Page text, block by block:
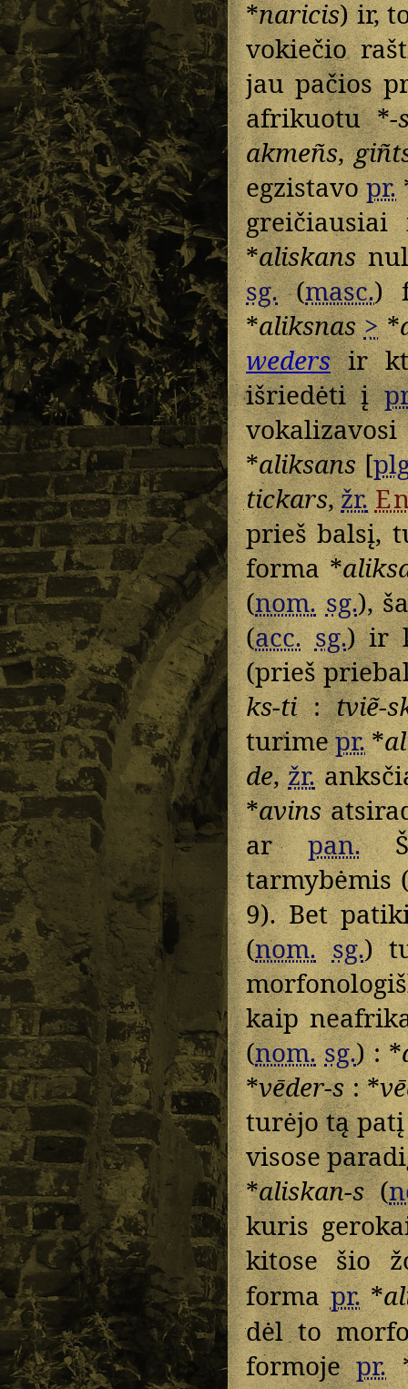
*naricis) ir,
vokiečio
jau pačios
afrikuotu *-
akmeñs,
egzistavopr.
*aliskans
sg.(masc.)
*aliksnas >*
wedersir
išriedėti į
*aliksans[
tickars,žr.
prieš balsį,
forma *
(nom. sg.),
(acc. sg.) ir
(prieš
ks-ti:tviẽ-
turimepr.*
de,žr.
*avins
arpan.
tarmybėmis
9). Bet
(nom. sg.)
kaip
(nom. sg.) : *
*vēder-s: *
turėjo tą
visose
*aliskan-s(
kuris
kitose šio
formapr.*
dėl to
formojepr.